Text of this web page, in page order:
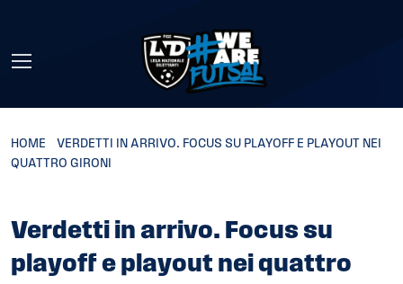
HOME
VERDETTI IN ARRIVO. FOCUS SU PLAYOFF E PLAYOUT NEI
QUATTRO GIRONI
Verdetti in arrivo. Focus su
playoff e playout nei quattro